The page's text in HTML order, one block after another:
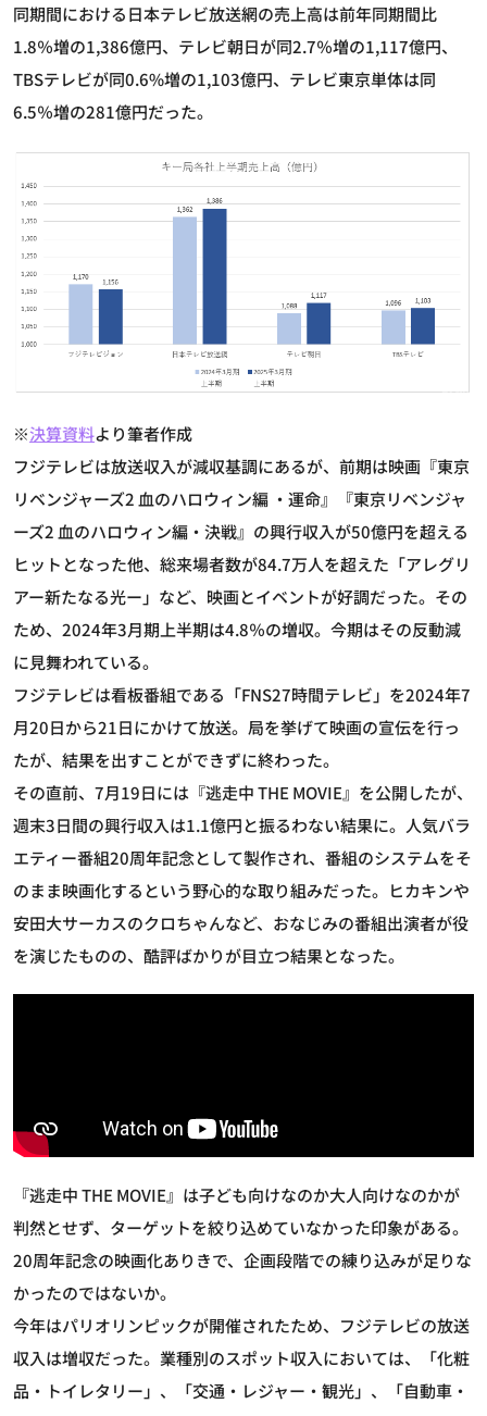
同期間における日本テレビ放送網の売上高は前年同期間比
1.8％増の1,386億円、テレビ朝日が同2.7％増の1,117億円、
TBSテレビが同0.6%増の1,103億円、テレビ東京単体は同
6.5％増の281億円だった。
※決算資料より筆者作成
フジテレビは放送収入が減収基調にあるが、前期は映画『東京
リベンジャーズ2 血のハロウィン編 ・運命』『東京リベンジャ
ーズ2 血のハロウィン編・決戦』の興行収入が50億円を超える
ヒットとなった他、総来場者数が84.7万人を超えた「アレグリ
アー新たなる光ー」など、映画とイベントが好調だった。その
ため、2024年3月期上半期は4.8％の増収。今期はその反動減
に見舞われている。
フジテレビは看板番組である「FNS27時間テレビ」を2024年7
月20日から21日にかけて放送。局を挙げて映画の宣伝を行っ
たが、結果を出すことができずに終わった。
その直前、7月19日には『逃走中 THE MOVIE』を公開したが、
週末3日間の興行収入は1.1億円と振るわない結果に。人気バラ
エティー番組20周年記念として製作され、番組のシステムをそ
のまま映画化するという野心的な取り組みだった。ヒカキンや
安田大サーカスのクロちゃんなど、おなじみの番組出演者が役
を演じたものの、酷評ばかりが目立つ結果となった。
『逃走中 THE MOVIE』は子ども向けなのか大人向けなのかが
判然とせず、ターゲットを絞り込めていなかった印象がある。
20周年記念の映画化ありきで、企画段階での練り込みが足りな
かったのではないか。
今年はパリオリンピックが開催されたため、フジテレビの放送
収入は増収だった。業種別のスポット収入においては、「化粧
品・トイレタリー」、「交通・レジャー・観光」、「自動車・